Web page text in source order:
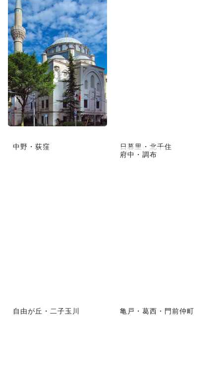
中野・荻窪
日暮里・北千住
府中・調布
自由が丘・二子玉川 亀戸・葛西・門前仲町